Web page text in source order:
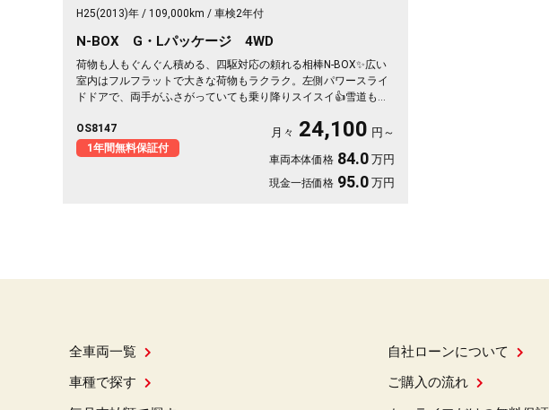
H25(2013)年 109,000km 車検2年付
N-BOX G・Lパッケージ 4WD
荷物も人もぐんぐん積める、四駆対応の頼れる相棒N-BOX✨広い
室内はフルフラットで大きな荷物もラクラク。左側パワースライ
ドドアで、両手がふさがっていても乗り降りスイスイ👍雪道も安
れます。プッシュスタートで毎日の発進もスマート🚗買い物帰り
や週末の遠出まで、暮らしの相棒にぴったり💫《1年保証付》で安
OS8147
1年間無料保証付
月々 24,100 円～
車両本体価格 84.0 万円
現金一括価格 95.0 万円
全車両一覧
車種で探す
自社ローンについて
ご購入の流れ